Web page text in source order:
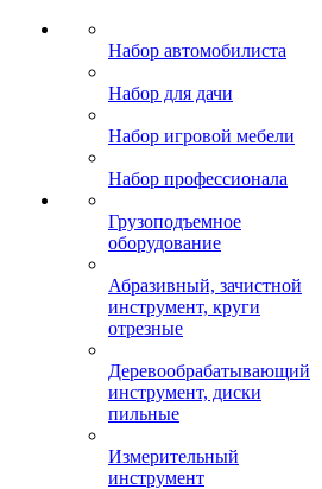
Набор автомобилиста
Набор для дачи
Набор игровой мебели
Набор профессионала
Грузоподъемное
оборудование
Абразивный, зачистной
инструмент, круги
отрезные
Деревообрабатывающий
инструмент, диски
пильные
Измерительный
инструмент